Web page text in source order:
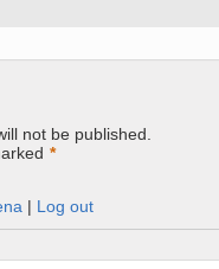
not be published.
*
| Log out